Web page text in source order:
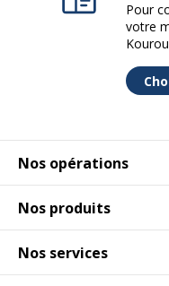
Nos opérations
Nos produits
Nos services
Pour
votre